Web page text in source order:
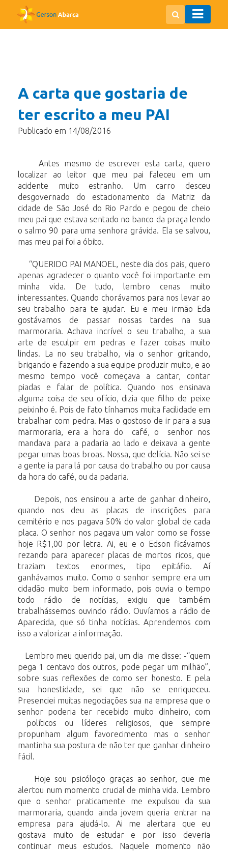
A carta que gostaria de
ter escrito a meu PAI
Publicado em 14/08/2016
Antes mesmo de escrever esta carta, quero
localizar ao leitor que meu pai faleceu em um
acidente muito estranho. Um carro desceu
desgovernado do estacionamento da Matriz da
cidade de São José do Rio Pardo e pegou de cheio
meu pai que estava sentado no banco da praça lendo
o salmo 90 para uma senhora grávida. Ela se salvou,
mas meu pai foi a óbito.
“QUERIDO PAI MANOEL, neste dia dos pais, quero
apenas agradecer o quanto você foi importante em
minha vida. De tudo, lembro cenas muito
interessantes. Quando chorávamos para nos levar ao
seu trabalho para te ajudar. Eu e meu irmão Eda
gostávamos de passar nossas tardes na sua
marmoraria. Achava incrível o seu trabalho, a sua
arte de esculpir em pedras e fazer coisas muito
lindas. La no seu trabalho, via o senhor gritando,
brigando e fazendo a sua equipe produzir muito, e ao
mesmo tempo você começava a cantar, contar
piadas e falar de política. Quando nos ensinava
alguma coisa de seu ofício, dizia que filho de peixe
peixinho é. Pois de fato tínhamos muita facilidade em
trabalhar com pedra. Mas o gostoso de ir para a sua
marmoraria, era a hora do café, o senhor nos
mandava para a padaria ao lado e deixava a gente
pegar umas boas broas. Nossa, que delícia. Não sei se
a gente ia para lá por causa do trabalho ou por causa
da hora do café, ou da padaria.
Depois, nos ensinou a arte de ganhar dinheiro,
quando nos deu as placas de inscrições para
cemitério e nos pagava 50% do valor global de cada
placa. O senhor nos pagava um valor como se fosse
hoje R$1,00 por letra. Ai, eu e o Edson ficávamos
rezando para aparecer placas de mortos ricos, que
traziam textos enormes, tipo epitáfio. Aí
ganhávamos muito. Como o senhor sempre era um
cidadão muito bem informado, pois ouvia o tempo
todo rádio de notícias, exigiu que também
trabalhássemos ouvindo rádio. Ouvíamos a rádio de
Aparecida, que só tinha notícias. Aprendemos com
isso a valorizar a informação.
Lembro meu querido pai, um dia me disse: -“quem
pega 1 centavo dos outros, pode pegar um milhão”,
sobre suas reflexões de como ser honesto. E pela
sua honestidade, sei que não se enriqueceu.
Presenciei muitas negociações sua na empresa que o
senhor poderia ter recebido muito dinheiro, com
políticos ou líderes religiosos, que sempre
propunham algum favorecimento mas o senhor
mantinha sua postura de não ter que ganhar dinheiro
fácil.
Hoje sou psicólogo graças ao senhor, que me
alertou num momento crucial de minha vida. Lembro
que o senhor praticamente me expulsou da sua
marmoraria, quando ainda jovem queria entrar na
empresa para ajudá-lo. Ai me alertara que eu
gostava muito de estudar e por isso deveria
continuar meus estudos. Naquele momento não